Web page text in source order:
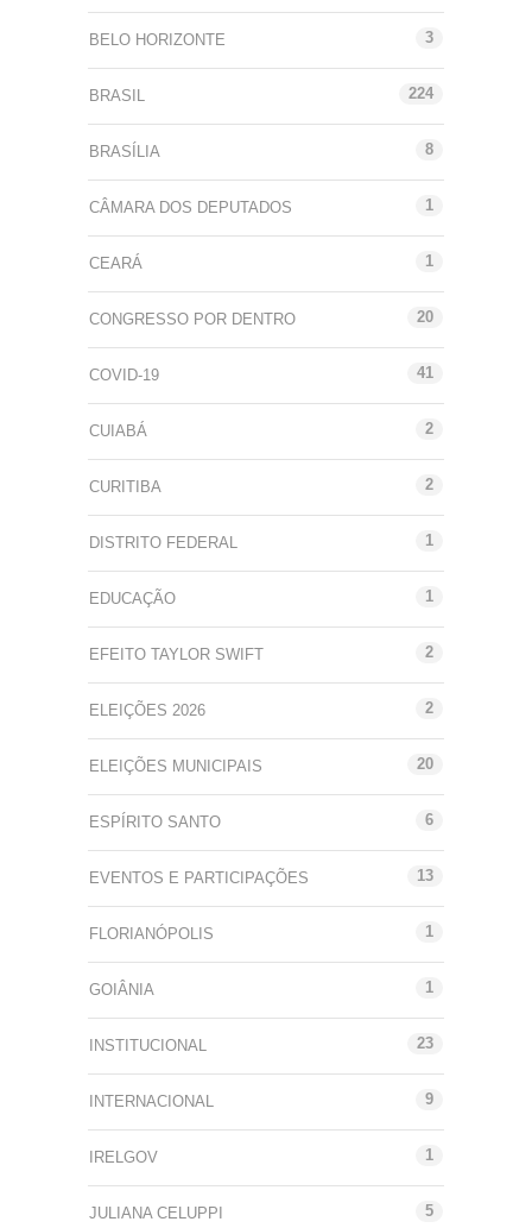
BELO HORIZONTE 3
BRASIL 224
BRASÍLIA 8
CÂMARA DOS DEPUTADOS 1
CEARÁ 1
CONGRESSO POR DENTRO 20
COVID-19 41
CUIABÁ 2
CURITIBA 2
DISTRITO FEDERAL 1
EDUCAÇÃO 1
EFEITO TAYLOR SWIFT 2
ELEIÇÕES 2026 2
ELEIÇÕES MUNICIPAIS 20
ESPÍRITO SANTO 6
EVENTOS E PARTICIPAÇÕES 13
FLORIANÓPOLIS 1
GOIÂNIA 1
INSTITUCIONAL 23
INTERNACIONAL 9
IRELGOV 1
JULIANA CELUPPI 5